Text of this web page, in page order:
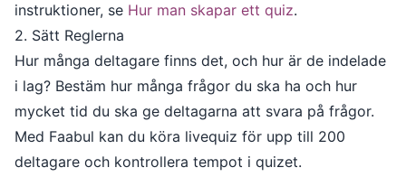
instruktioner, se Hur man skapar ett quiz.
2. Sätt Reglerna
Hur många deltagare finns det, och hur är de indelade
i lag? Bestäm hur många frågor du ska ha och hur
mycket tid du ska ge deltagarna att svara på frågor.
Med Faabul kan du köra livequiz för upp till 200
deltagare och kontrollera tempot i quizet.